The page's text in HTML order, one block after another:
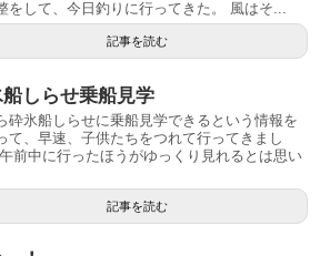
をして、今日釣りに行ってきた。 風はそ...
記事を読む
しらせ乗船見学
砕氷船しらせに乗船見学できるという情報を
て、早速、子供たちをつれて行ってきまし
前中に行ったほうがゆっくり見れるとは思い
記事を読む